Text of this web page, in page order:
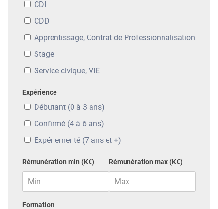
CDI
CDD
Apprentissage, Contrat de Professionnalisation
Stage
Service civique, VIE
Expérience
Débutant (0 à 3 ans)
Confirmé (4 à 6 ans)
Expériementé (7 ans et +)
Rémunération min (K€) Rémunération max (K€)
Formation